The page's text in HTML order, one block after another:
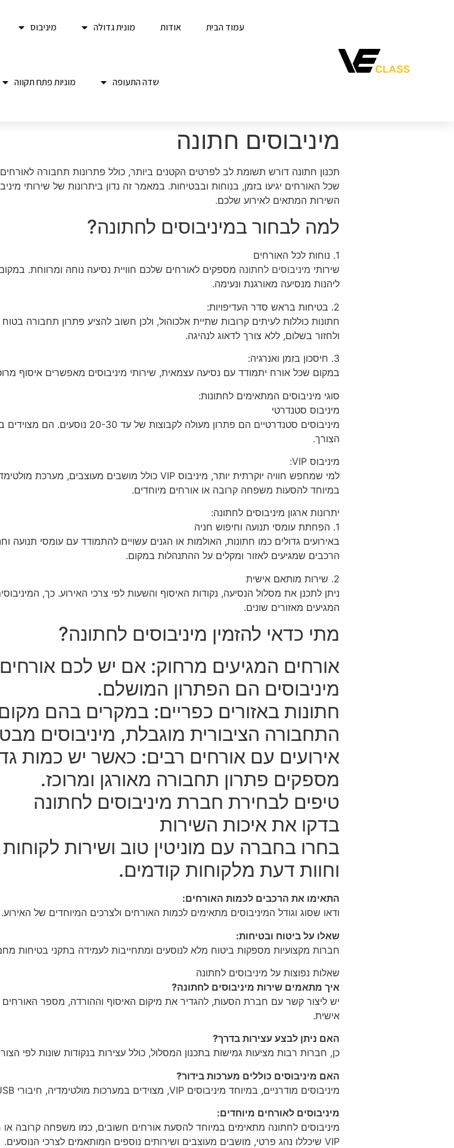
עמוד הבית אודות מונית גדולה מיניבוס
שדה התעופה מוניות פתח תקווה
מיניבוסים חתונה
תכנון חתונה דורש תשומת לב לפרטים הקטנים ביותר, כולל פתרונות תחבורה
שכל האורחים יגיעו בזמן, בנוחות ובבטיחות. במאמר זה נדון ביתרונות של שירותי
השירות המתאים לאירוע שלכם.
למה לבחור במיניבוסים לחתונה?
1. נוחות לכל האורחים
שירותי מיניבוסים לחתונה מספקים לאורחים שלכם חוויית נסיעה נוחה ומרווחת.
ליהנות מנסיעה מאורגנת ונעימה.
2. בטיחות בראש סדר העדיפויות:
חתונות כוללות לעיתים קרובות שתיית אלכוהול, ולכן חשוב להציע פתרון תחבורה
ולחזור בשלום, ללא צורך לדאוג לנהיגה.
3. חיסכון בזמן ואנרגיה:
במקום שכל אורח יתמודד עם נסיעה עצמאית, שירותי מיניבוסים מאפשרים איסוף
סוגי מיניבוסים המתאימים לחתונות:
מיניבוס סטנדרטי
מיניבוסים סטנדרטיים הם פתרון
הצורך.
מיניבוס VIP:
במיוחד להסעות משפחה קרובה או אורחים מיוחדים.
יתרונות ארגון מיניבוסים לחתונה:
1. הפחתת עומסי תנועה וחיפוש חניה
באירועים גדולים כמו חתונות, האולמות או הגנים עשויים להתמודד עם עומסי תנועה
הרכבים שמגיעים לאזור ומקלים על ההתנהלות במקום.
2. שירות מותאם אישית
ניתן לתכנן את מסלול הנסיעה, נקודות האיסוף והשעות לפי צרכי האירוע. כך,
המגיעים מאזורים שונים.
מתי כדאי להזמין מיניבוסים לחתונה?
אורחים המגיעים מרחוק: אם יש לכם
מיניבוסים הם הפתרון המושלם.
חתונות באזורים כפריים: במקרים בהם
התחבורה הציבורית מוגבלת, מיניבוסים
אירועים עם אורחים רבים: כאשר יש כמות
מספקים פתרון תחבורה מאורגן ומרוכז.
טיפים לבחירת חברת מיניבוסים לחתונה
בדקו את איכות השירות
בחרו בחברה עם מוניטין טוב ושירות
וחוות דעת מלקוחות קודמים.
התאימו את הרכבים לכמות האורחים:
ודאו שסוג וגודל המיניבוסים מתאימים לכמות האורחים ולצרכים המיוחדים של האירוע.
שאלו על ביטוח ובטיחות:
חברות מקצועיות מספקות ביטוח מלא לנוסעים ומתחייבות לעמידה בתקני בטיחות
שאלות נפוצות על מיניבוסים לחתונה
איך מתאמים שירות מיניבוסים לחתונה?
יש ליצור קשר עם חברת הסעות, להגדיר את מיקום האיסוף וההורדה, מספר
אישית.
האם ניתן לבצע עצירות בדרך?
כן, חברות רבות מציעות גמישות בתכנון המסלול, כולל עצירות בנקודות שונות לפי
האם מיניבוסים כוללים מערכות בידור?
מיניבוסים מודרניים, במיוחד מיניבוסים VIP, מצוידים במערכות מולטימדיה, חיבורי USB ואפילו Wi-Fi, כך שהנסיעה הופכת למהנה ומיוחדת.
מיניבוסים לאורחים מיוחדים:
מיניבוסים לחתונה מתאימים במיוחד להסעת אורחים חשובים, כמו משפחה קרובה או
VIP שיכללו נהג פרטי, מושבים מעוצבים ושירותים נוספים המותאמים לצרכי הנוסעים.